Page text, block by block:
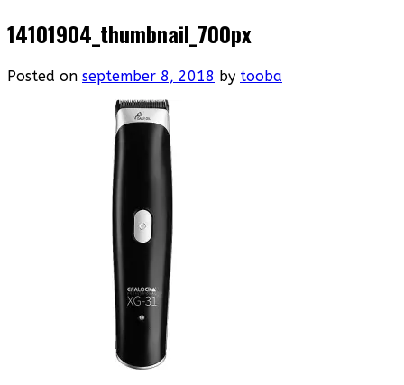
14101904_thumbnail_700px
Posted on september 8, 2018 by tooba